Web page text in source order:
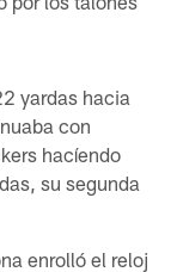
yardas hacia
con
hacíendo
su segunda
enrolló el reloj